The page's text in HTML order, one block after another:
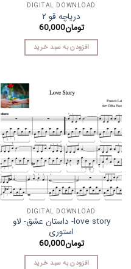
DIGITAL DOWNLOAD
دریاچه قو ۲
تومان60,000
افزودن به سبد خرید
DIGITAL DOWNLOAD
love story- داستان عشق- لاو
استوری
تومان60,000
افزودن به سبد خرید